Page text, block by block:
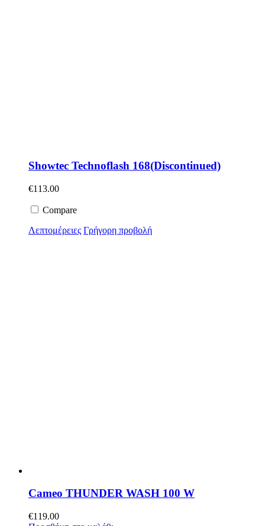
Showtec Technoflash 168(Discontinued)
€113.00
Compare
Λεπτομέρειες Γρήγορη προβολή
Cameo THUNDER WASH 100 W
€119.00